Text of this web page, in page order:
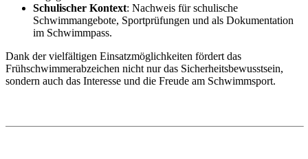
Schulischer Kontext: Nachweis für schulische
Schwimmangebote, Sportprüfungen und als Dokumentation
im Schwimmpass.
Dank der vielfältigen Einsatzmöglichkeiten fördert das
Frühschwimmerabzeichen nicht nur das Sicherheitsbewusstsein,
sondern auch das Interesse und die Freude am Schwimmsport.